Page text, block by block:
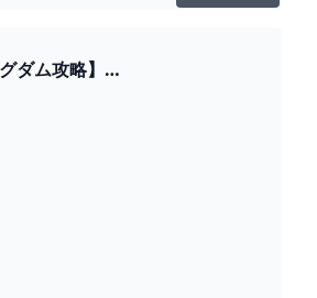
ム攻略】